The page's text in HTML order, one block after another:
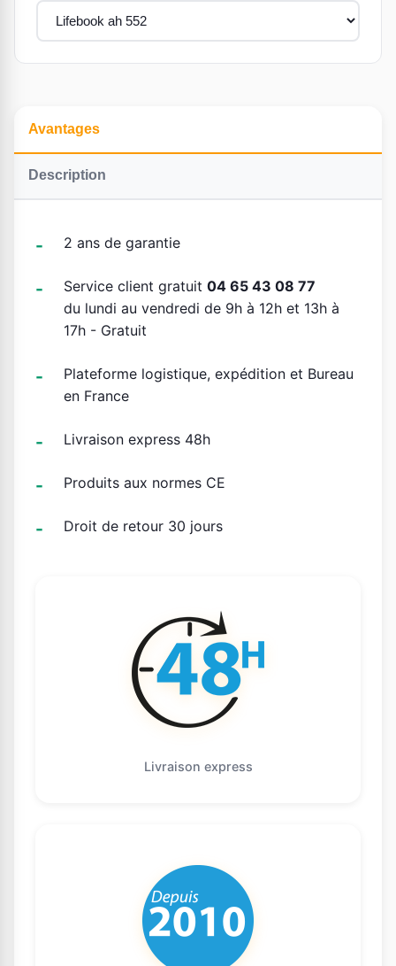
Avantages
Description
2 ans de garantie
Service client gratuit 04 65 43 08 77
du lundi au vendredi de 9h à 12h et 13h à
17h - Gratuit
Plateforme logistique, expédition et Bureau
en France
Livraison express 48h
Produits aux normes CE
Droit de retour 30 jours
Livraison express